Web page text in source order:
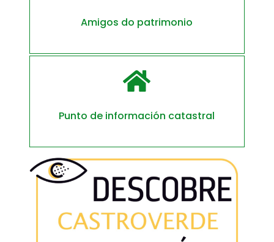
Amigos do patrimonio

Punto de información catastral